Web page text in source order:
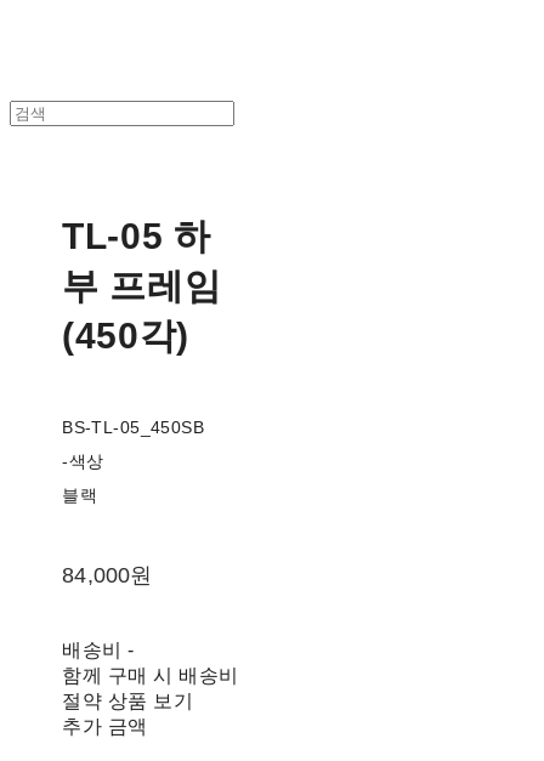
TL-05 하
부 프레임
(450각)
BS-TL-05_450SB
-색상
블랙
84,000원
배송비-
함께 구매 시 배송비
절약 상품 보기
추가 금액